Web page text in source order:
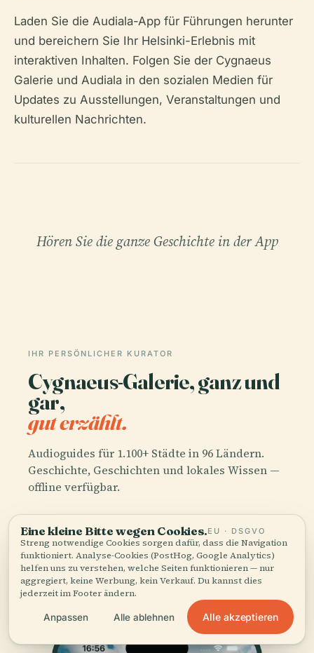
Laden Sie die Audiala-App für Führungen herunter
und bereichern Sie Ihr Helsinki-Erlebnis mit
interaktiven Inhalten. Folgen Sie der Cygnaeus
Galerie und Audiala in den sozialen Medien für
Updates zu Ausstellungen, Veranstaltungen und
kulturellen Nachrichten.
Hören Sie die ganze Geschichte in der App
IHR PERSÖNLICHER KURATOR
Cygnaeus-Galerie, ganz und
gar,
gut erzählt.
Audioguides für 1.100+ Städte in 96 Ländern.
Geschichte, Geschichten und lokales Wissen —
offline verfügbar.
App herunterladen
Schließen Sie sich über 50.000 Reisenden
an
Eine kleine Bitte wegen Cookies.EU · DSGVO
Streng notwendige Cookies sorgen dafür, dass die Navigation
funktioniert. Analyse-Cookies (PostHog, Google Analytics)
helfen uns zu verstehen, welche Seiten funktionieren — nur
aggregiert, keine Werbung, kein Verkauf. Du kannst dies
jederzeit im Footer ändern.
Anpassen Alle ablehnen Alle akzeptieren